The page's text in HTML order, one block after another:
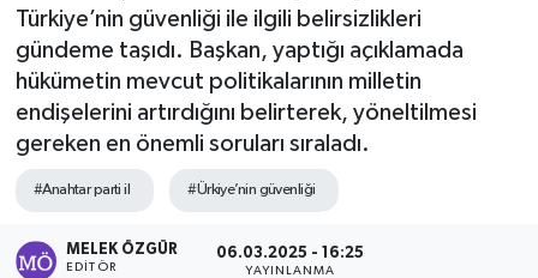
Türkiye’nin güvenliği ile ilgili belirsizlikleri
gündeme taşıdı. Başkan, yaptığı açıklamada
hükümetin mevcut politikalarının milletin
endişelerini artırdığını belirterek, yöneltilmesi
gereken en önemli soruları sıraladı.
#Anahtar parti il #Ürkiye’nin güvenliği
MELEK ÖZGÜR
EDITÖR
06.03.2025 - 16:25
YAYINLANMA
Spor
Tarih - Kültür - Sanat - Turizm
Yaşam